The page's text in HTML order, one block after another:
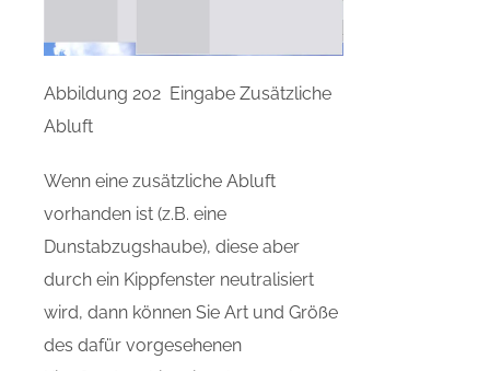
Abbildung 202 Eingabe Zusätzliche
Abluft
Wenn eine zusätzliche Abluft
vorhanden ist (z.B. eine
Dunstabzugshaube), diese aber
durch ein Kippfenster neutralisiert
wird, dann können Sie Art und Größe
des dafür vorgesehenen